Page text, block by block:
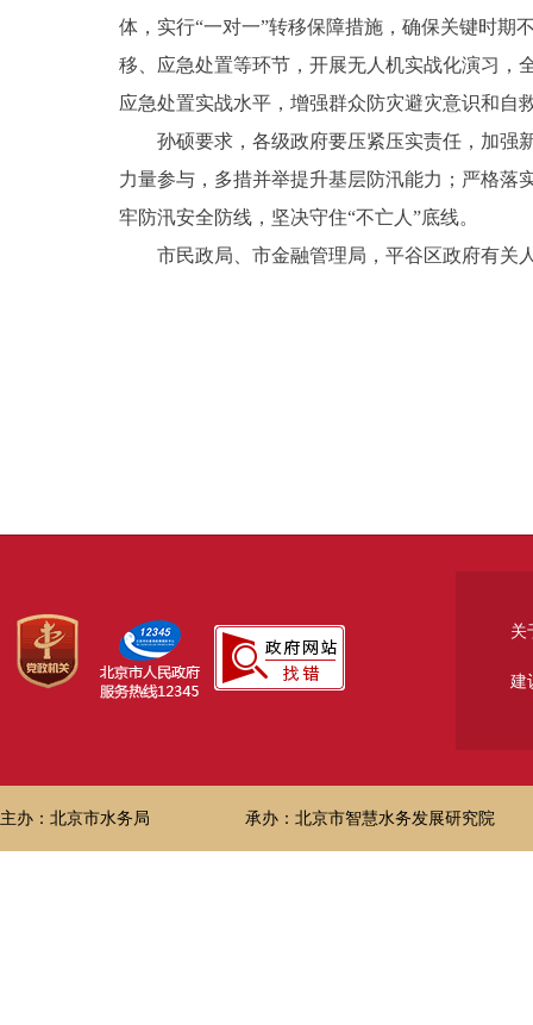
体，实行“一对一”转移保障措施，确保关键时期
移、应急处置等环节，开展无人机实战化演习，
应急处置实战水平，增强群众防灾避灾意识和自
孙硕要求，各级政府要压紧压实责任，加强
力量参与，多措并举提升基层防汛能力；严格落
牢防汛安全防线，坚决守住“不亡人”底线。
市民政局、市金融管理局，平谷区政府有关
关
建
主办：北京市水务局 承办：北京市智慧水务发展研究院